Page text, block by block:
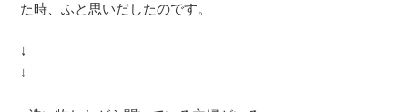
た時、ふと思いだしたのです。
↓
↓